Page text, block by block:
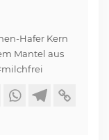
Hafer Kern
Mantel aus